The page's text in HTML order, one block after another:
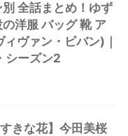
オンの隠れ家
レント
ピース
全話まとめ！ゆず
洋服 バッグ 靴 ア
ヴァン・ビバン)｜
シーズン2
すきな花】今田美桜